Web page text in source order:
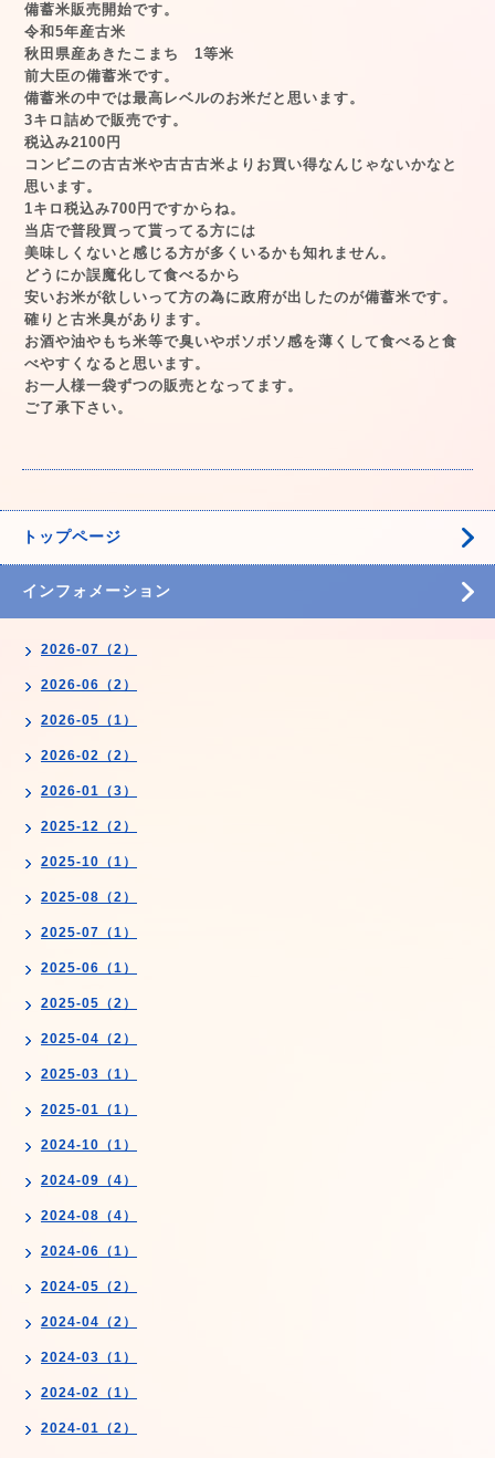
備蓄米販売開始です。
令和5年産古米
秋田県産あきたこまち 1等米
前大臣の備蓄米です。
備蓄米の中では最高レベルのお米だと思います。
3キロ詰めで販売です。
税込み2100円
コンビニの古古米や古古古米よりお買い得なんじゃないかなと
思います。
1キロ税込み700円ですからね。
当店で普段買って貰ってる方には
美味しくないと感じる方が多くいるかも知れません。
どうにか誤魔化して食べるから
安いお米が欲しいって方の為に政府が出したのが備蓄米です。
確りと古米臭があります。
お酒や油やもち米等で臭いやボソボソ感を薄くして食べると食
べやすくなると思います。
お一人様一袋ずつの販売となってます。
ご了承下さい。
トップページ
インフォメーション
2026-07（2）
2026-06（2）
2026-05（1）
2026-02（2）
2026-01（3）
2025-12（2）
2025-10（1）
2025-08（2）
2025-07（1）
2025-06（1）
2025-05（2）
2025-04（2）
2025-03（1）
2025-01（1）
2024-10（1）
2024-09（4）
2024-08（4）
2024-06（1）
2024-05（2）
2024-04（2）
2024-03（1）
2024-02（1）
2024-01（2）